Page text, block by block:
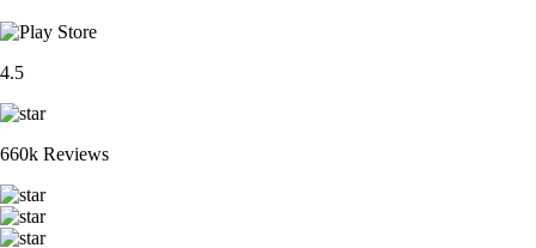
4.5
660k Reviews